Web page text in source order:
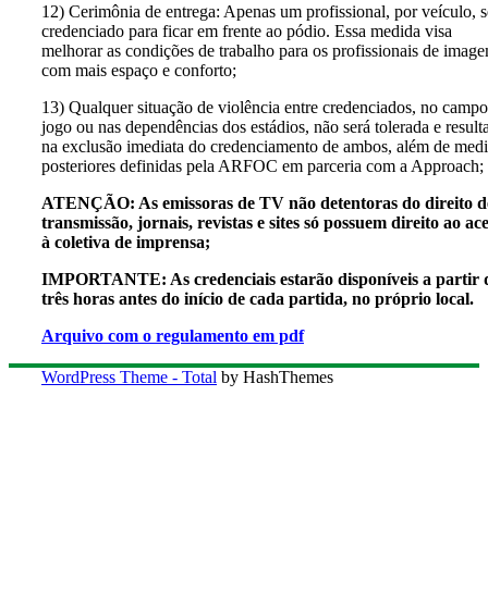
12) Cerimônia de entrega: Apenas um profissional, por veículo,
credenciado para ficar em frente ao pódio. Essa medida visa
melhorar as condições de trabalho para os profissionais de
com mais espaço e conforto;
13) Qualquer situação de violência entre credenciados, no
jogo ou nas dependências dos estádios, não será tolerada e
na exclusão imediata do credenciamento de ambos, além de
posteriores definidas pela ARFOC em parceria com a Approach;
ATENÇÃO: As emissoras de TV não detentoras do direito
transmissão, jornais, revistas e sites só possuem direito ao
à coletiva de imprensa;
IMPORTANTE: As credenciais estarão disponíveis a partir
três horas antes do início de cada partida, no próprio local.
Arquivo com o regulamento em pdf
WordPress Theme - Total by HashThemes